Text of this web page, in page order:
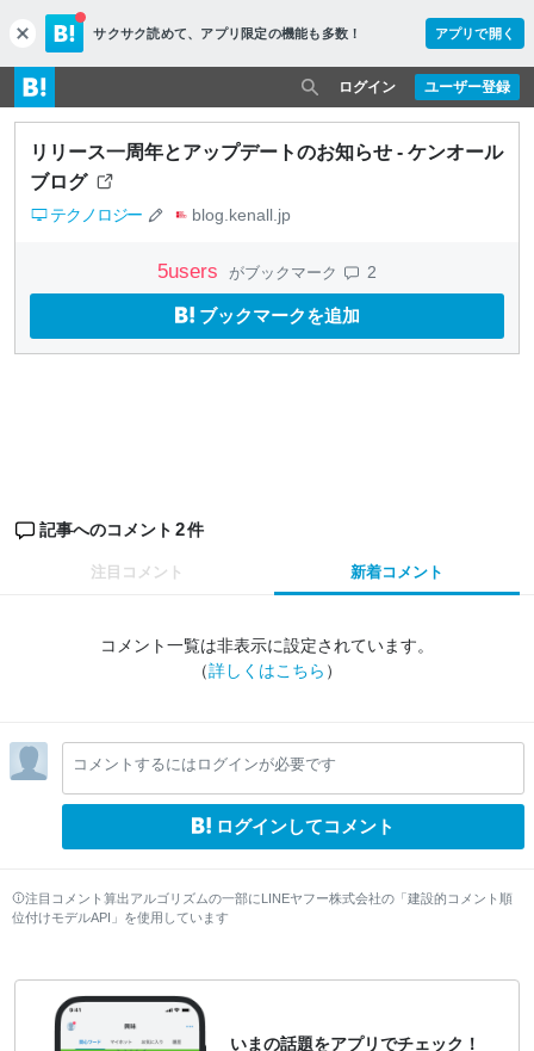
c
l
o
s
e
サクサク読めて、 アプリ限定の機能も多数！ アプリで開く
ユーザー登録
ログイン
リリース一周年とアップデートのお知らせ - ケンオール
ブログ
テクノロジー blog.kenall.jp
5users がブックマーク 2
ブックマークを追加
記事へのコメント 2件
注目コメント 新着コメント
コメント一覧は非表示に設定されています。
（詳しくはこちら ）
コメントするにはログインが必要です
ログインしてコメント
注目コメント算出アルゴリズムの一部にLINEヤフー株式会社の「建設的コメント順
位付けモデルAPI」を使用しています
いまの話題をアプリでチェック！